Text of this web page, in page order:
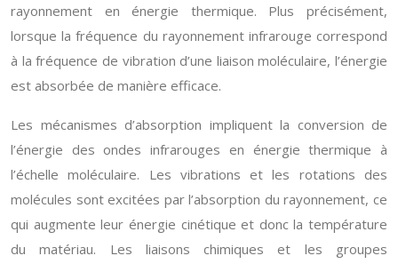
rayonnement en énergie thermique. Plus précisément,
lorsque la fréquence du rayonnement infrarouge correspond
à la fréquence de vibration d’une liaison moléculaire, l’énergie
est absorbée de manière efficace.
Les mécanismes d’absorption impliquent la conversion de
l’énergie des ondes infrarouges en énergie thermique à
l’échelle moléculaire. Les vibrations et les rotations des
molécules sont excitées par l’absorption du rayonnement, ce
qui augmente leur énergie cinétique et donc la température
du matériau. Les liaisons chimiques et les groupes